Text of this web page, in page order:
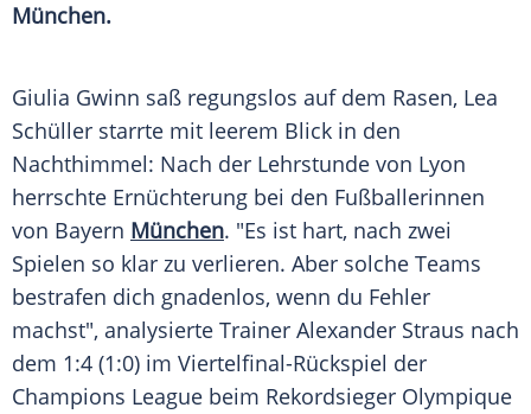
München.
Giulia Gwinn saß regungslos auf dem Rasen, Lea
Schüller starrte mit leerem Blick in den
Nachthimmel: Nach der Lehrstunde von Lyon
herrschte Ernüchterung bei den Fußballerinnen
von Bayern München. "Es ist hart, nach zwei
Spielen so klar zu verlieren. Aber solche Teams
bestrafen dich gnadenlos, wenn du Fehler
machst", analysierte Trainer Alexander Straus nach
dem 1:4 (1:0) im Viertelfinal-Rückspiel der
Champions League beim Rekordsieger Olympique